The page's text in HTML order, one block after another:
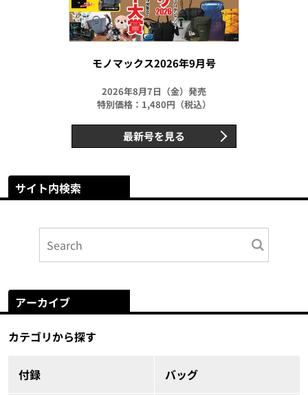
モノマックス2026年9月号
2026年8月7日（金）発売
特別価格：1,480円（税込）
最新号を見る
サイト内検索
アーカイブ
カテゴリから探す
付録 バッグ